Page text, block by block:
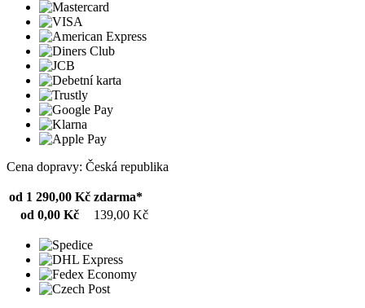
Cena dopravy: Česká republika
od 1 290,00 Kč zdarma*
od 0,00 Kč
139,00 Kč